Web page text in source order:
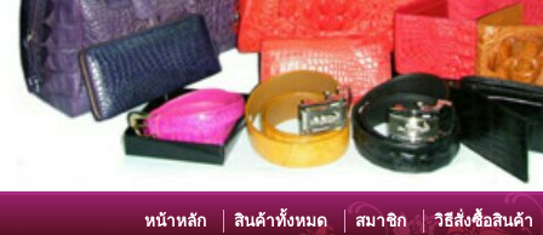
หน้าหลัก สินค้าทั้งหมด สมาชิก วิธีสั่งซื้อสินค้า